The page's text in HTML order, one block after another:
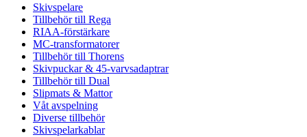
Skivspelare
Tillbehör till Rega
RIAA-förstärkare
MC-transformatorer
Tillbehör till Thorens
Skivpuckar & 45-varvsadaptrar
Tillbehör till Dual
Slipmats & Mattor
Våt avspelning
Diverse tillbehör
Skivspelarkablar